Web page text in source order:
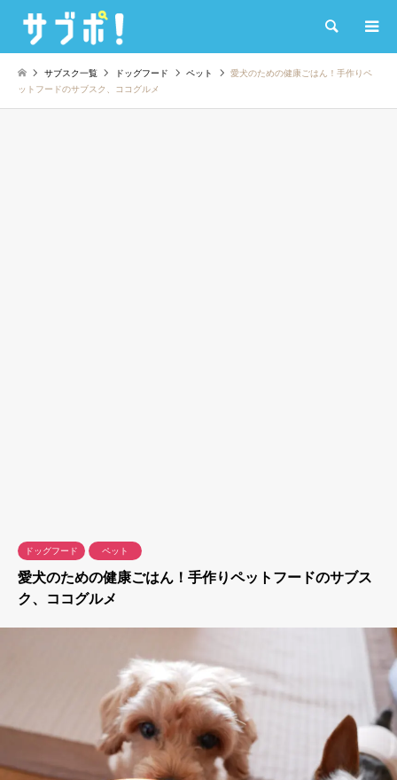
検索
サブスク一覧 ドッグフード ペット
愛犬のための健康ごはん！手作りペ
ットフードのサブスク、ココグルメ
ドッグフード ペット
愛犬のための健康ごはん！手作りペットフードのサブス
ク、ココグルメ